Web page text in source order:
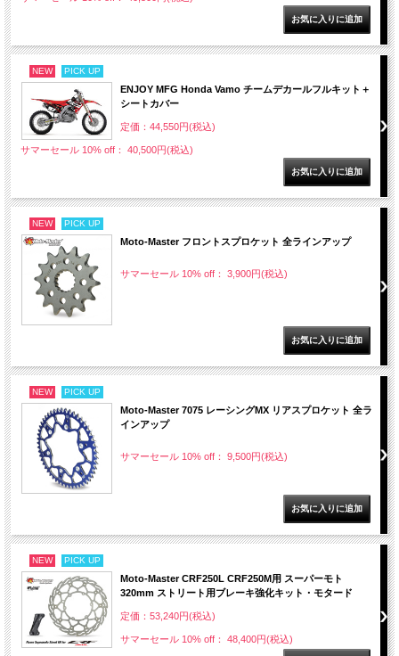
NEW PICK UP
ENJOY MFG Honda Vamo チームデカールフルキット＋
シートカバー
定価：44,550円(税込)
サマーセール 10% off： 40,500円(税込)
NEW PICK UP
Moto-Master フロントスプロケット 全ラインアップ
サマーセール 10% off： 3,900円(税込)
NEW PICK UP
Moto-Master 7075 レーシングMX リアスプロケット 全ラ
インアップ
サマーセール 10% off： 9,500円(税込)
NEW PICK UP
Moto-Master CRF250L CRF250M用 スーパーモト
320mm ストリート用ブレーキ強化キット・モタード
定価：53,240円(税込)
サマーセール 10% off： 48,400円(税込)